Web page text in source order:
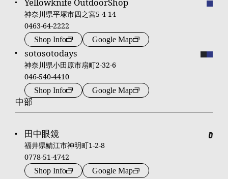
神奈川県平塚市四之宮5-4-14
0463-64-2222
Shop Info Google Map
sotosotodays
神奈川県小田原市扇町2-32-6
046-540-4410
Shop Info Google Map
中部
田中眼鏡
福井県鯖江市神明町1-2-8
0778-51-4742
Shop Info Google Map